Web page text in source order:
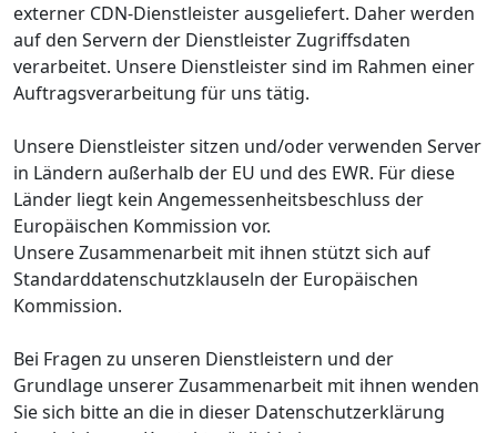
externer CDN-Dienstleister ausgeliefert. Daher werden
auf den Servern der Dienstleister Zugriffsdaten
verarbeitet. Unsere Dienstleister sind im Rahmen einer
Auftragsverarbeitung für uns tätig.
Unsere Dienstleister sitzen und/oder verwenden Server
in Ländern außerhalb der EU und des EWR. Für diese
Länder liegt kein Angemessenheitsbeschluss der
Europäischen Kommission vor.
Unsere Zusammenarbeit mit ihnen stützt sich auf
Standarddatenschutzklauseln der Europäischen
Kommission.
Bei Fragen zu unseren Dienstleistern und der
Grundlage unserer Zusammenarbeit mit ihnen wenden
Sie sich bitte an die in dieser Datenschutzerklärung